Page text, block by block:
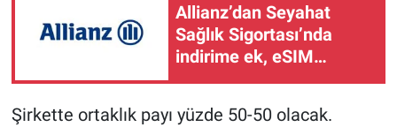
Allianz’dan Seyahat
Sağlık Sigortası’nda
indirime ek, eSIM
Booking’de yüzde 75’e
Şirkette ortaklık payı yüzde 50-50 olacak.